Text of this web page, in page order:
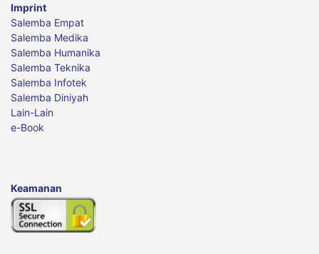
Imprint
Salemba Empat
Salemba Medika
Salemba Humanika
Salemba Teknika
Salemba Infotek
Salemba Diniyah
Lain-Lain
e-Book
Keamanan